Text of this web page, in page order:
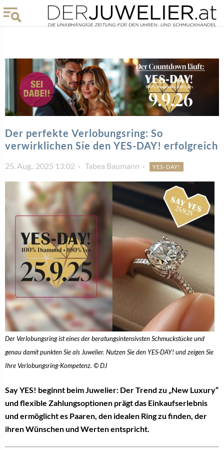
Der perfekte Verlobungsring: So
verwirklichen Sie den YES-DAY! erfolgreich
25. Aug.. 2025 13:02 Tabea Baumann YES-DAY!
Der Verlobungsring ist eines der beratungsintensivsten Schmuckstücke und
genau damit punkten Sie als Juwelier. Nutzen Sie den YES-DAY! und zeigen Sie
Ihre Verlobungsring-Kompetenz. © DJ
Say YES! beginnt beim Juwelier: Der Trend zu „New Luxury“
und flexible Zahlungsoptionen prägt das Einkaufserlebnis
und ermöglicht es Paaren, den idealen Ring zu finden, der
ihren Wünschen und Werten entspricht.